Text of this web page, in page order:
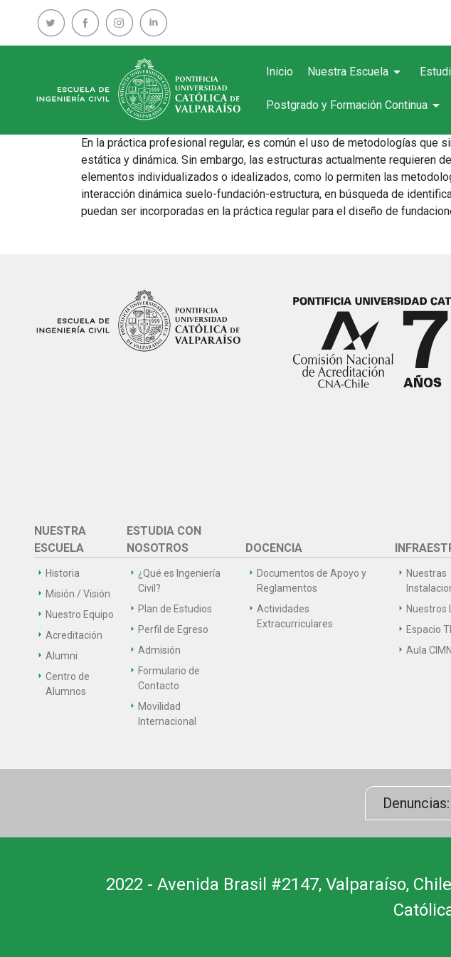
Inicio Nuestra Escuela arrow_drop_down
Postgrado y Formación Continua arrow_drop_down
En la práctica profesional regular, es común el uso de metodologías que
estática y dinámica. Sin embargo, las estructuras actualmente requieren
elementos individualizados o idealizados, como lo permiten las
interacción dinámica suelo-fundación-estructura, en búsqueda de
puedan ser incorporadas en la práctica regular para el diseño de
NUESTRA
ESCUELA
Historia
Misión / Visión
Nuestro Equipo
Acreditación
Alumni
Centro de
Alumnos
ESTUDIA CON
NOSOTROS
¿Qué es Ingeniería
Civil?
Plan de Estudios
Perfil de Egreso
Admisión
Formulario de
Contacto
Movilidad
Internacional
DOCENCIA
Documentos de Apoyo y
Reglamentos
Actividades
Extracurriculares
Nuestras
Nuestros
Espacio
Aula
2022 - Avenida Brasil #2147, Valparaíso,